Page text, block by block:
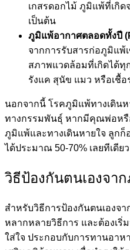
เกสรดอกไม้ ภูมิแพ้ที่เกิ
เป็นต้น
ภูมิแพ้อากาศตลอดทั้งปี
จากการรับสารก่อภูมิแพ้
สภาพแวดล้อมที่เกิดได้ทุ
รังแค สุนัข แมว หรือเชื้อ
นอกจากนี้ โรคภูมิแพ้ทางเดิน
ทางกรรมพันธุ์ หากมีคุณพ่อห
ภูมิแพ้และทางเดินหายใจ ลูกก็
ได้ประมาณ 50-70% เลยทีเดียว
วิธีป้องกันตนเองจา
สำหรับวิธีการป้องกันตนเองจ
หลากหลายวิธีการ และต้องเริ่
ใส่ใจ ประกอบกับการทานอา